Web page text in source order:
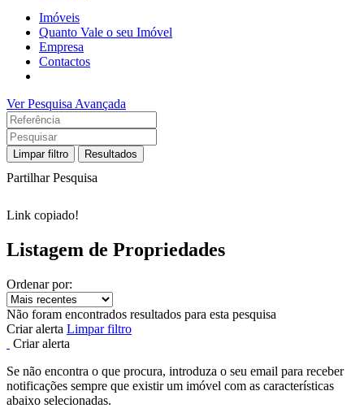
Imóveis
Quanto Vale o seu Imóvel
Empresa
Contactos
Ver Pesquisa Avançada
Limpar filtro Resultados
Partilhar Pesquisa
Link copiado!
Listagem de Propriedades
Ordenar por:
Não foram encontrados resultados para esta pesquisa
Criar alerta Limpar filtro
Criar alerta
Se não encontra o que procura, introduza o seu email para receber
notificações sempre que existir um imóvel com as características
abaixo selecionadas.